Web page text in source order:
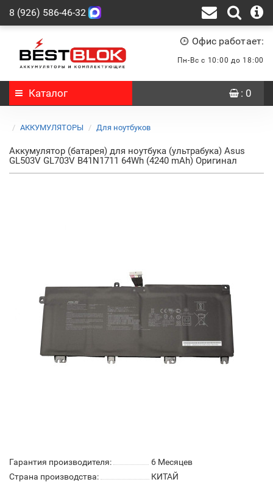
8 (926) 586-46-32
Офис работает:
Пн-Вс с 10:00 до 18:00
Каталог : 0
АККУМУЛЯТОРЫ Для ноутбуков
Аккумулятор (батарея) для ноутбука (ультрабука) Asus
GL503V GL703V B41N1711 64Wh (4240 mAh) Оригинал
Гарантия производителя:
6 Месяцев
Страна производства:
КИТАЙ